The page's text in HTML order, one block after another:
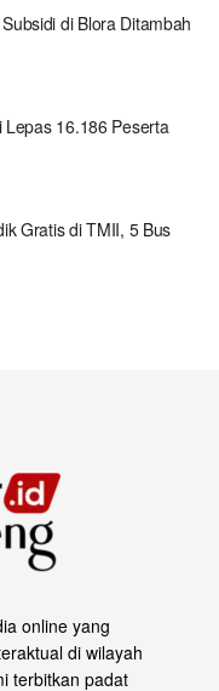
di Blora Ditambah
16.186 Peserta
Gratis di TMII, 5 Bus
online yang
di wilayah
terbitkan padat